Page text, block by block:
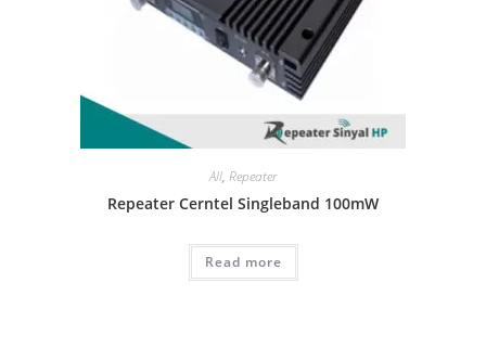
All, Repeater
Repeater Cerntel Singleband 100mW
Read more